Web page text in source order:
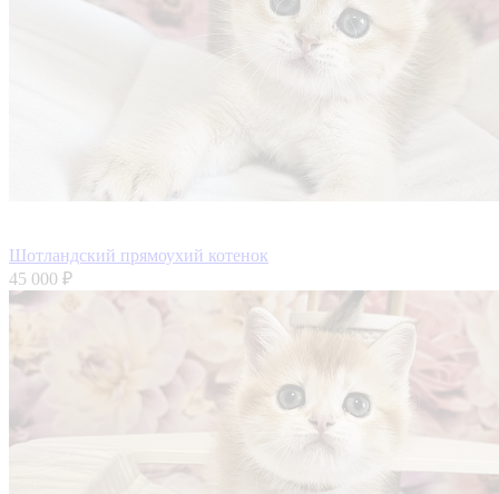
Шотландский прямоухий котенок
45 000 ₽